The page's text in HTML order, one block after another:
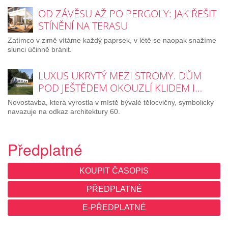
OD ZÁVĚSU AŽ PO PERGOLY: JAK ŘEŠIT
STÍNĚNÍ NA TERASU
Zatímco v zimě vítáme každý paprsek, v létě se naopak snažíme
slunci účinně bránit.
LUXUS UKRYTÝ MEZI STROMY. DŮM
POD JEŠTĚDEM OKOUZLÍ KLIDEM I…
Novostavba, která vyrostla v místě bývalé tělocvičny, symbolicky
navazuje na odkaz architektury 60.
Předplatné
KOUPIT ČASOPIS
PŘEDPLATNÉ
E-PŘEDPLATNÉ